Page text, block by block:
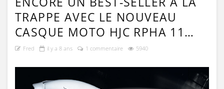
TRAPPE AVEC LE NOUVEAU
CASQUE MOTO HJC RPHA 11…
Fred il y a 8 ans 1 commentaire 5940